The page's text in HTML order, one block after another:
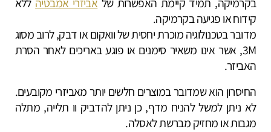
בקרמיקה, תמיד קיימת האפשרות של אביזרי אמבטיה ללא
קידוח או פגיעה בקרמיקה.
מדובר בטכנולוגיה מוכרת יחסית של וואקום או דבק, לרוב מסוג
3M, אשר אינו משאיר סימנים או פוגע באריכים לאחר הסרת
האביזר.
החיסרון הוא שמדובר במוצרים חלשים יותר מאביזרי מקובעים.
לא ניתן למשל להניח מדף, כן ניתן להדביק וו תלייה, מתלה
מגבות או מחזיק מברשת לאסלה.